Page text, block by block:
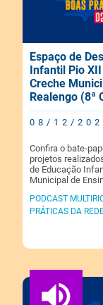
Espaço de
Infantil Pio
Creche
Realengo (8ª
08/12/
Confira o bate-
projetos
de Educação
Municipal de
PODCAST
PRÁTICAS DA